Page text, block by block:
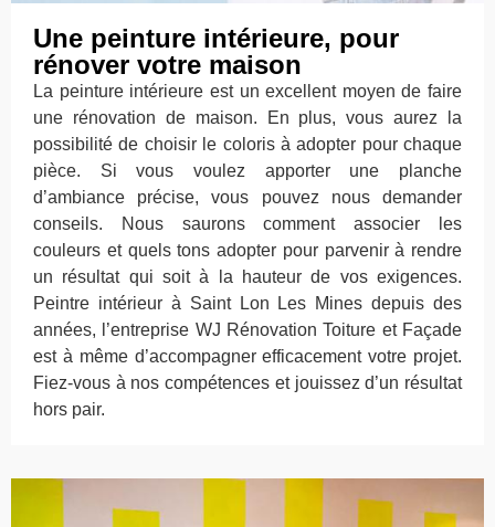
Une peinture intérieure, pour
rénover votre maison
La peinture intérieure est un excellent moyen de faire
une rénovation de maison. En plus, vous aurez la
possibilité de choisir le coloris à adopter pour chaque
pièce. Si vous voulez apporter une planche
d’ambiance précise, vous pouvez nous demander
conseils. Nous saurons comment associer les
couleurs et quels tons adopter pour parvenir à rendre
un résultat qui soit à la hauteur de vos exigences.
Peintre intérieur à Saint Lon Les Mines depuis des
années, l’entreprise WJ Rénovation Toiture et Façade
est à même d’accompagner efficacement votre projet.
Fiez-vous à nos compétences et jouissez d’un résultat
hors pair.